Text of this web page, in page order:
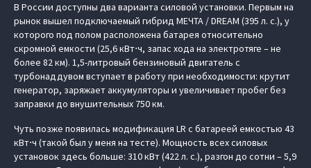
В России доступны два варианта силовой установки. Первым на
рынок вышел подключаемый гибрид МЕЧТА / DREAM (395 л. с.), у
которого под полом расположена батарея относительно
скромной емкости (25,6 кВт⋅ч, запас хода на электротяге – не
более 82 км). 1,5-литровый бензиновый двигатель с
турбонаддувом вступает в работу при необходимости: крутит
генератор, заряжает аккумуляторы и увеличивает пробег без
заправки до внушительных 750 км.
Чуть позже появилась модификация LR с батареей емкостью 43
кВт⋅ч (такой был у меня на тесте). Мощность всех силовых
установок здесь больше: 310 кВт (422 л. с.), разгон до сотни – 5,9